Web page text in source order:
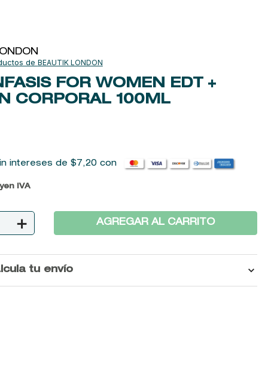
BEAUTIK LONDON
FOR WOMEN EDT +
CORPORAL 100ML
intereses de $ 7 ,20con
IVA
＋ AGREGAR AL CARRITO
tu envío